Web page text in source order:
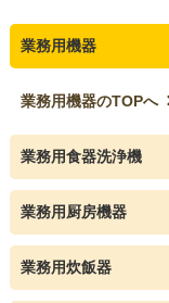
業務用機器
業務用機器のTOPへ
業務用食器洗浄機
業務用厨房機器
業務用炊飯器